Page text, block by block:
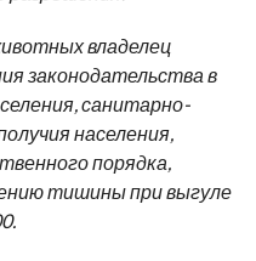
владелец
законодательства в
санитарно-
населения,
порядка,
тишины при выгуле